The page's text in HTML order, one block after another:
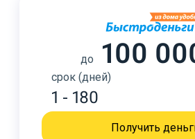
до 100
срок (дней)
1 - 180
Получить